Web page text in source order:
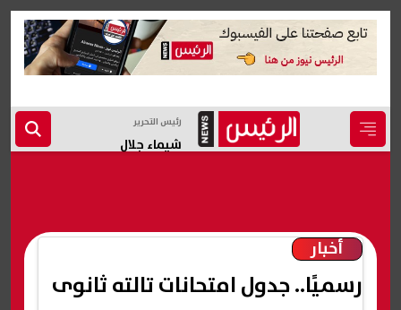
رئيس التحرير
شيماء جلال
أخبار
رسميًا.. جدول امتحانات تالته ثانوى